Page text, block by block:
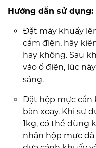
Hướng dẫn sử dụng:
Đặt máy khuấy
cắm điện, hãy
hay không. Sau
vào ổ điện, lúc
sáng.
Đặt hộp mực cần
bàn xoay. Khi sử
1kg, có thể dùng
nhận hộp mực